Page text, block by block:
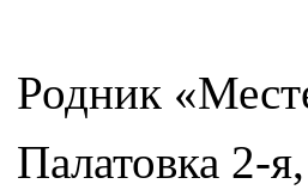
Родник
Палатовка 2-